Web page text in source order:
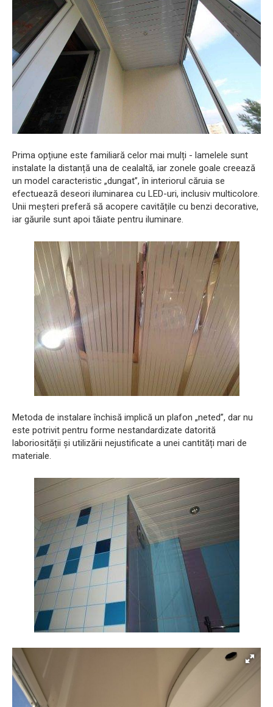
Prima opțiune este familiară celor mai mulți - lamelele sunt
instalate la distanță una de cealaltă, iar zonele goale creează
un model caracteristic „dungat”, în interiorul căruia se
efectuează deseori iluminarea cu LED-uri, inclusiv multicolore.
Unii meșteri preferă să acopere cavitățile cu benzi decorative,
iar găurile sunt apoi tăiate pentru iluminare.
Metoda de instalare închisă implică un plafon „neted”, dar nu
este potrivit pentru forme nestandardizate datorită
laboriosității și utilizării nejustificate a unei cantități mari de
materiale.